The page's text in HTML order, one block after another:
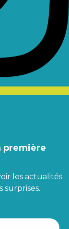
première
les actualités